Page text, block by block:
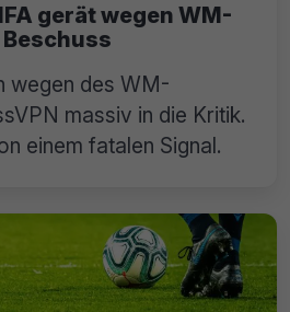
gerät wegen WM-
wegen des WM-
massiv in die Kritik.
einem fatalen Signal.